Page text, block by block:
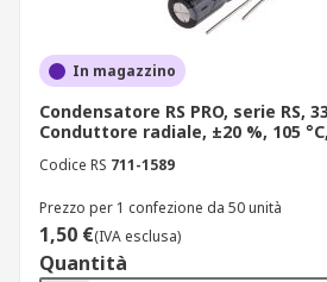
In magazzino
Condensatore RS PRO, serie RS,
Conduttore radiale, ±20 %, 105
Codice RS 711-1589
Prezzo per 1 confezione da 50 unità
1,50 €(IVA esclusa)
Quantità